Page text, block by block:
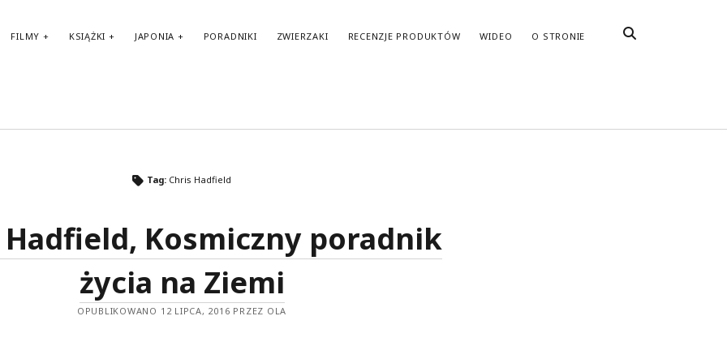
FILMY KSIĄŻKI JAPONIA PORADNIKI ZWIERZAKI RECENZJE PRODUKTÓW WIDEO O STRONIE
amerykańskie seriale
Benedict Cumberbatch Berlin Biblioteka Akustyczna
biografie brytyjskie seriale Fantasy
filmy biograficzne Francjafrancuskie filmy
francuskie komedieHaruki Murakami
Tag: Chris Hadfield
Hadfield, Kosmiczny poradnik
życia na Ziemi
OPUBLIKOWANO 12 LIPCA, 2016 PRZEZ OLA